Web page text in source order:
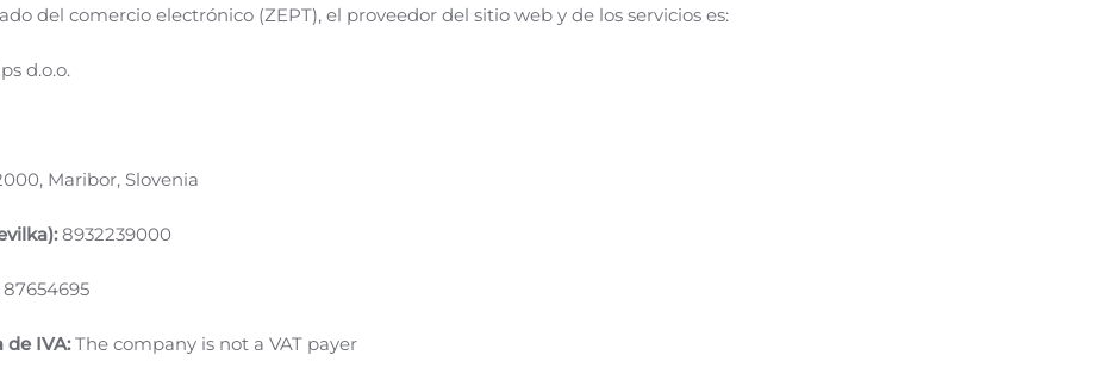
del comercio electrónico (ZEPT), el proveedor del sitio web y de los servicios es:
d.o.o.
Maribor, Slovenia
8932239000
87654695
IVA:The company is not a VAT payer